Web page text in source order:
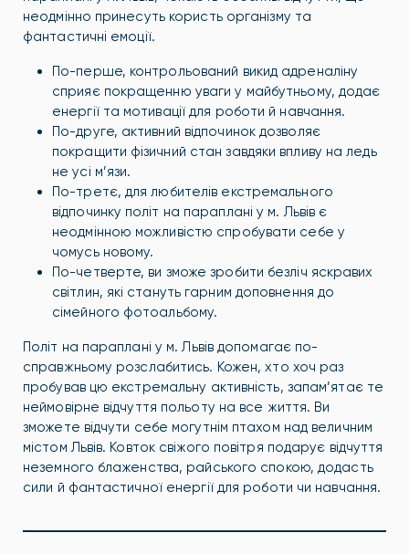
неодмінно принесуть користь організму та
фантастичні емоції.
По-перше, контрольований викид адреналіну
сприяє покращенню уваги у майбутньому, додає
енергії та мотивації для роботи й навчання.
По-друге, активний відпочинок дозволяє
покращити фізичний стан завдяки впливу на ледь
не усі м’язи.
По-третє, для любителів екстремального
відпочинку політ на параплані у м. Львів є
неодмінною можливістю спробувати себе у
чомусь новому.
По-четверте, ви зможе зробити безліч яскравих
світлин, які стануть гарним доповнення до
сімейного фотоальбому.
Політ на параплані у м. Львів допомагає по-
справжньому розслабитись. Кожен, хто хоч раз
пробував цю екстремальну активність, запам’ятає те
неймовірне відчуття польоту на все життя. Ви
зможете відчути себе могутнім птахом над величним
містом Львів. Ковток свіжого повітря подарує відчуття
неземного блаженства, райського спокою, додасть
сили й фантастичної енергії для роботи чи навчання.